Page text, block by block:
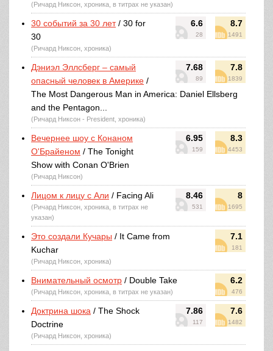
(Ричард Никсон, хроника, в титрах не указан)
6.6
28
8.7
1491
30 событий за 30 лет/ 30 for
30
(Ричард Никсон, хроника)
7.68
89
7.8
1839
Дэниэл Эллсберг – самый
опасный человек в Америке /
The Most Dangerous Man in America: Daniel Ellsberg
and the Pentagon...
(Ричард Никсон - President, хроника)
6.95
159
8.3
4453
Вечернее шоу с Конаном
О'Брайеном / The Tonight
Show with Conan O'Brien
(Ричард Никсон)
8.46
531
8
1695
Лицом к лицу с Али / Facing Ali
(Ричард Никсон, хроника, в титрах не
указан)
7.1
181
Это создали Кучары / It Came from
Kuchar
(Ричард Никсон, хроника)
6.2
476
Внимательный осмотр / Double Take
(Ричард Никсон, хроника, в титрах не указан)
7.86
117
7.6
1482
Доктрина шока / The Shock
Doctrine
(Ричард Никсон, хроника)